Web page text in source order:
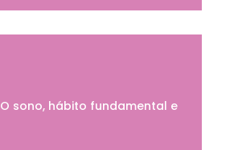
O sono, hábito fundamental e